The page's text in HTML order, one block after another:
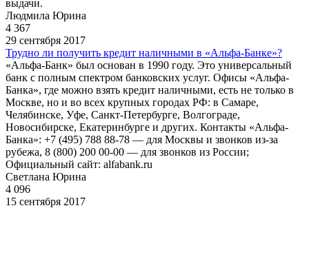
выдачи.
Людмила Юрина
4 367
29 сентября 2017
Трудно ли получить кредит наличными в «Альфа-Банке»?
«Альфа-Банк» был основан в 1990 году. Это универсальный
банк с полным спектром банковских услуг. Офисы «Альфа-
Банка», где можно взять кредит наличными, есть не только в
Москве, но и во всех крупных городах РФ: в Самаре,
Челябинске, Уфе, Санкт-Петербурге, Волгограде,
Новосибирске, Екатеринбурге и других. Контакты «Альфа-
Банка»: +7 (495) 788 88-78 — для Москвы и звонков из-за
рубежа, 8 (800) 200 00-00 — для звонков из России;
Официальный сайт: alfabank.ru
Светлана Юрина
4 096
15 сентября 2017